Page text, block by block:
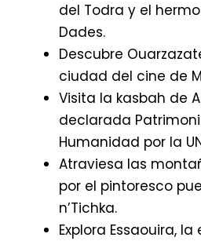
del Todra y el
Dades.
Descubre
ciudad del cine de
Visita la kasbah de
declarada
Humanidad por la
Atraviesa las
por el pintoresco
n’Tichka.
Explora Essaouira,